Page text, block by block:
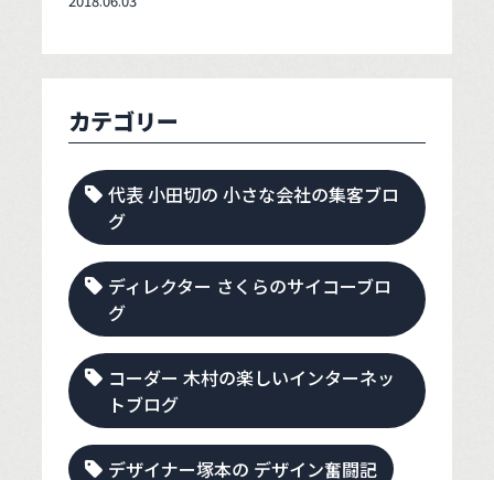
カテゴリー
代表 小田切の 小さな会社の集客ブロ
グ
ディレクター さくらのサイコーブロ
グ
コーダー 木村の楽しいインターネッ
トブログ
デザイナー塚本の デザイン奮闘記